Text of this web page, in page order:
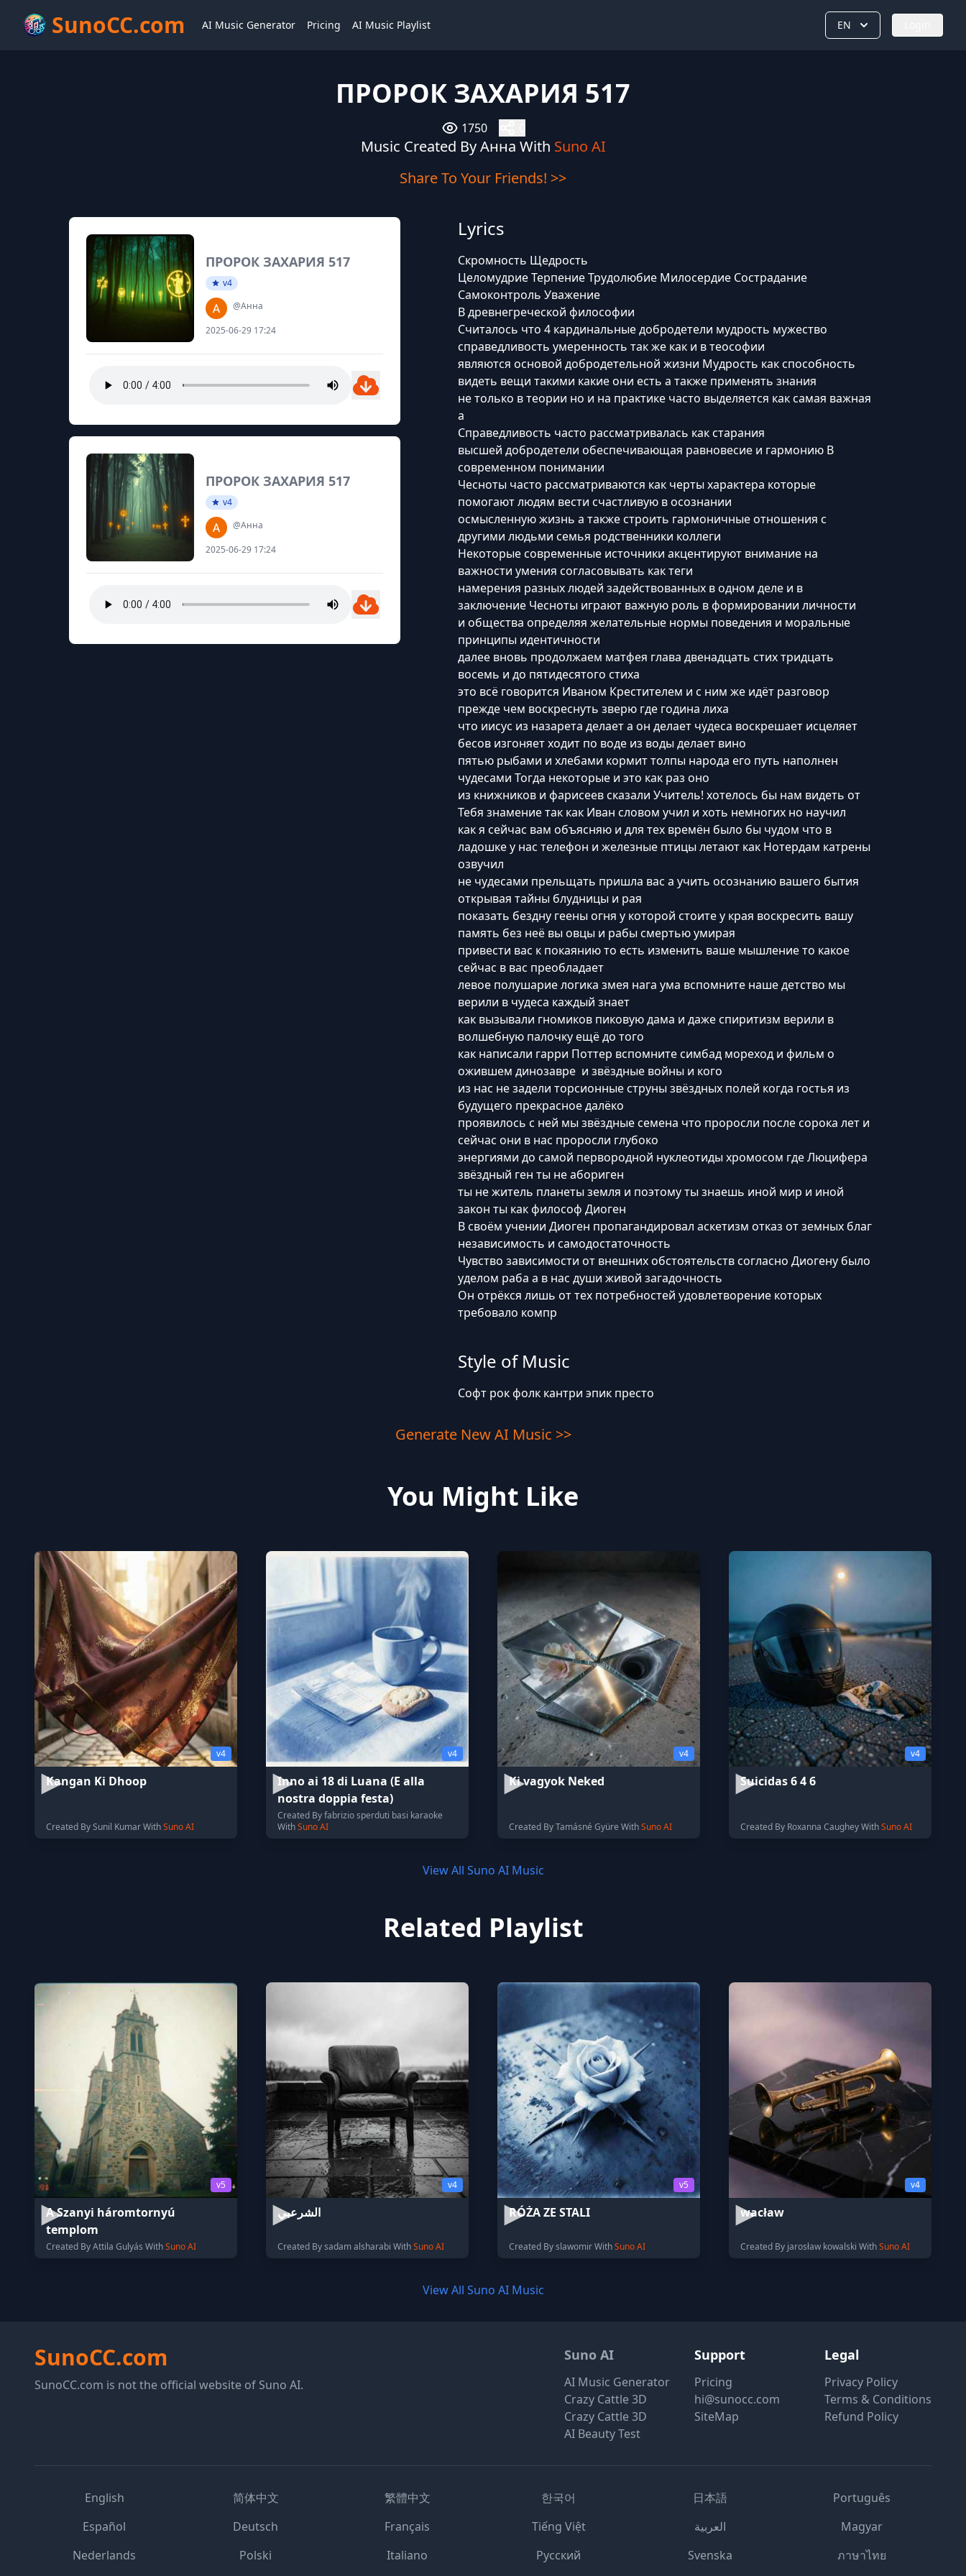
SunoCC.com AI Music Generator Pricing AI Music Playlist EN
ПРОРОК ЗАХАРИЯ 517
1750
Music Created By Анна With Suno AI
Share To Your Friends! >>
ПРОРОК ЗАХАРИЯ 517
v4
@Анна
2025-06-29 17:24
ПРОРОК ЗАХАРИЯ 517
v4
@Анна
2025-06-29 17:24
Lyrics
Скромность Щедрость
Целомудрие Терпение Трудолюбие Милосердие Сострадание
Самоконтроль Уважение
В древнегреческой философии
Считалось что 4 кардинальные добродетели мудрость мужество
справедливость умеренность так же как и в теософии
являются основой добродетельной жизни Мудрость как способность
видеть вещи такими какие они есть а также применять знания
не только в теории но и на практике часто выделяется как самая важная
а
Справедливость часто рассматривалась как старания
высшей добродетели обеспечивающая равновесие и гармонию В
современном понимании
Чесноты часто рассматриваются как черты характера которые
помогают людям вести счастливую в осознании
осмысленную жизнь а также строить гармоничные отношения с
другими людьми семья родственники коллеги
Некоторые современные источники акцентируют внимание на
важности умения согласовывать как теги
намерения разных людей задействованных в одном деле и в
заключение Чесноты играют важную роль в формировании личности
и общества определяя желательные нормы поведения и моральные
принципы идентичности
далее вновь продолжаем матфея глава двенадцать стих тридцать
восемь и до пятидесятого стиха
это всё говорится Иваном Крестителем и с ним же идёт разговор
прежде чем воскреснуть зверю где година лиха
что иисус из назарета делает а он делает чудеса воскрешает исцеляет
бесов изгоняет ходит по воде из воды делает вино
пятью рыбами и хлебами кормит толпы народа его путь наполнен
чудесами Тогда некоторые и это как раз оно
из книжников и фарисеев сказали Учитель! хотелось бы нам видеть от
Тебя знамение так как Иван словом учил и хоть немногих но научил
как я сейчас вам объясняю и для тех времён было бы чудом что в
ладошке у нас телефон и железные птицы летают как Нотердам катрены
озвучил
не чудесами прельщать пришла вас а учить осознанию вашего бытия
открывая тайны блудницы и рая
показать бездну геены огня у которой стоите у края воскресить вашу
память без неё вы овцы и рабы смертью умирая
привести вас к покаянию то есть изменить ваше мышление то какое
сейчас в вас преобладает
левое полушарие логика змея нага ума вспомните наше детство мы
верили в чудеса каждый знает
как вызывали гномиков пиковую дама и даже спиритизм верили в
волшебную палочку ещё до того
как написали гарри Поттер вспомните симбад мореход и фильм о
ожившем динозавре и звёздные войны и кого
из нас не задели торсионные струны звёздных полей когда гостья из
будущего прекрасное далёко
проявилось с ней мы звёздные семена что проросли после сорока лет и
сейчас они в нас проросли глубоко
энергиями до самой первородной нуклеотиды хромосом где Люцифера
звёздный ген ты не абориген
ты не житель планеты земля и поэтому ты знаешь иной мир и иной
закон ты как философ Диоген
В своём учении Диоген пропагандировал аскетизм отказ от земных благ
независимость и самодостаточность
Чувство зависимости от внешних обстоятельств согласно Диогену было
уделом раба а в нас души живой загадочность
Он отрёкся лишь от тех потребностей удовлетворение которых
требовало компр
Style of Music
Софт рок фолк кантри эпик престо
Generate New AI Music >>
You Might Like
v4
Kangan Ki Dhoop
Created By Sunil Kumar WithSuno AI
v4
Inno ai 18 di Luana (E alla
nostra doppia festa)
Created By fabrizio sperduti basi karaoke
WithSuno AI
v4
Ki vagyok Neked
Created By Tamásné Gyüre WithSuno AI
v4
Suicidas 6 4 6
Created By Roxanna Caughey WithSuno AI
View All Suno AI Music
Related Playlist
v5
A Szanyi háromtornyú
templom
Created By Attila Gulyás WithSuno AI
v4
الشرعبي
Created By sadam alsharabi WithSuno AI
v5
RÓŻA ZE STALI
Created By slawomir WithSuno AI
v4
wacław
Created By jarosław kowalski WithSuno AI
View All Suno AI Music
SunoCC.com
SunoCC.com is not the official website of Suno AI.
Suno AI
AI Music Generator
Crazy Cattle 3D
Crazy Cattle 3D
AI Beauty Test
Support
Pricing
hi@sunocc.com
SiteMap
Legal
Privacy Policy
Terms & Conditions
Refund Policy
English 简体中文 繁體中文 한국어 日本語
Português
Español
Deutsch Français Tiếng Việt العربية
Magyar
Nederlands
Polski Italiano Русский Svenska ภาษาไทย